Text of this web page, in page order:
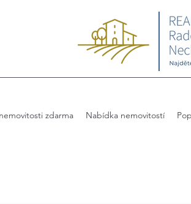
zdarma Nabídka nemovitostí